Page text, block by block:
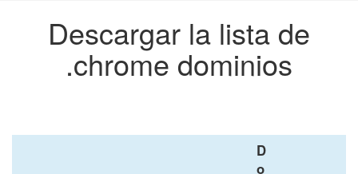
Descargar la lista de
.chrome dominios
D
o